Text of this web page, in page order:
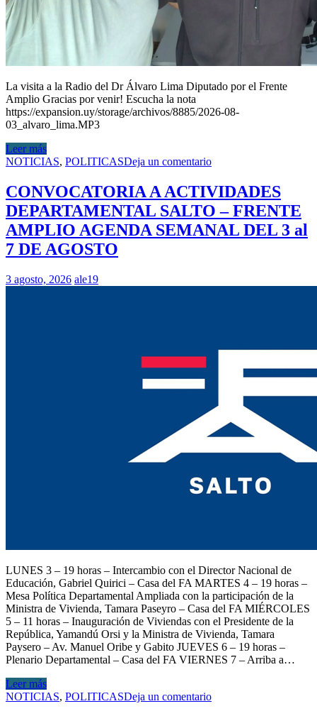
La visita a la Radio del Dr Álvaro Lima Diputado por el Frente
Amplio Gracias por venir! Escucha la nota
https://expansion.uy/storage/archivos/8885/2026-08-
03_alvaro_lima.MP3
Leer más
NOTICIAS, POLITICASDeja un comentario
CONVOCATORIA A ACTIVIDADES
DEPARTAMENTAL SALTO – FRENTE
AMPLIO AGENDA SEMANAL DEL 3 al
7 DE AGOSTO
3 agosto, 2026 ale19
LUNES 3 – 19 horas – Intercambio con el Director Nacional de
Educación, Gabriel Quirici – Casa del FA MARTES 4 – 19 horas –
Mesa Política Departamental Ampliada con la participación de la
Ministra de Vivienda, Tamara Paseyro – Casa del FA MIÉRCOLES
5 – 11 horas – Inauguración de Viviendas con el Presidente de la
República, Yamandú Orsi y la Ministra de Vivienda, Tamara
Paysero – Av. Manuel Oribe y Gabito JUEVES 6 – 19 horas –
Plenario Departamental – Casa del FA VIERNES 7 – Arriba a…
Leer más
NOTICIAS, POLITICASDeja un comentario